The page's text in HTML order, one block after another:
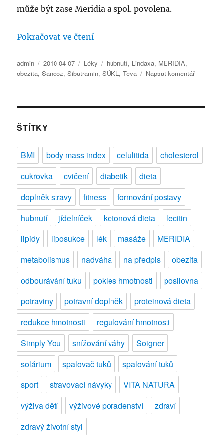
může být zase Meridia a spol. povolena.
Pokračovat ve čtení„Evropská komise pozastavila
Autor:
admin Publikováno:
2010-04-07 Rubriky:
Léky Štítky:
hubnutí, Lindaxa, MERIDIA,
obezita,Sandoz,Sibutramin,SÚKL,Teva Napsat komentářpro
názvem
léčivé
přípravky
ŠTÍTKY
BMI body mass index celulitida
cholesterol
cukrovka
cvičení diabetik
dieta
doplněk stravy
fitness
formování postavy
hubnutí
jídelníček ketonová dieta
lecitin
lipidy
liposukce lék masáže
MERIDIA
metabolismus
nadváha na předpis
obezita
odbourávání tuku
pokles hmotnosti
posilovna
potraviny
potravní doplněk
proteinová dieta
redukce hmotnosti
regulování hmotnosti
Simply You
snížování váhy
Soigner
solárium
spalovač tuků
spalování tuků
sport
stravovací návyky
VITA NATURA
výživa dětí
výživové poradenství
zdraví
zdravý životní styl